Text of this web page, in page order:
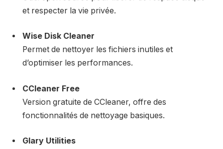
et respecter la vie privée.
Wise Disk Cleaner
Permet de nettoyer les fichiers inutiles et
d’optimiser les performances.
CCleaner Free
Version gratuite de CCleaner, offre des
fonctionnalités de nettoyage basiques.
Glary Utilities